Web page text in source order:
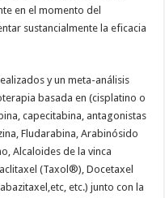
en el momento del
sustancialmente la eficacia
y un meta-análisis
basada en (cisplatino o
capecitabina, antagonistas
Fludarabina, Arabinósido
Alcaloides de la vinca
(Taxol®), Docetaxel
etc.) junto con la